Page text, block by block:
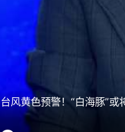
台风黄色预警！“白海豚”